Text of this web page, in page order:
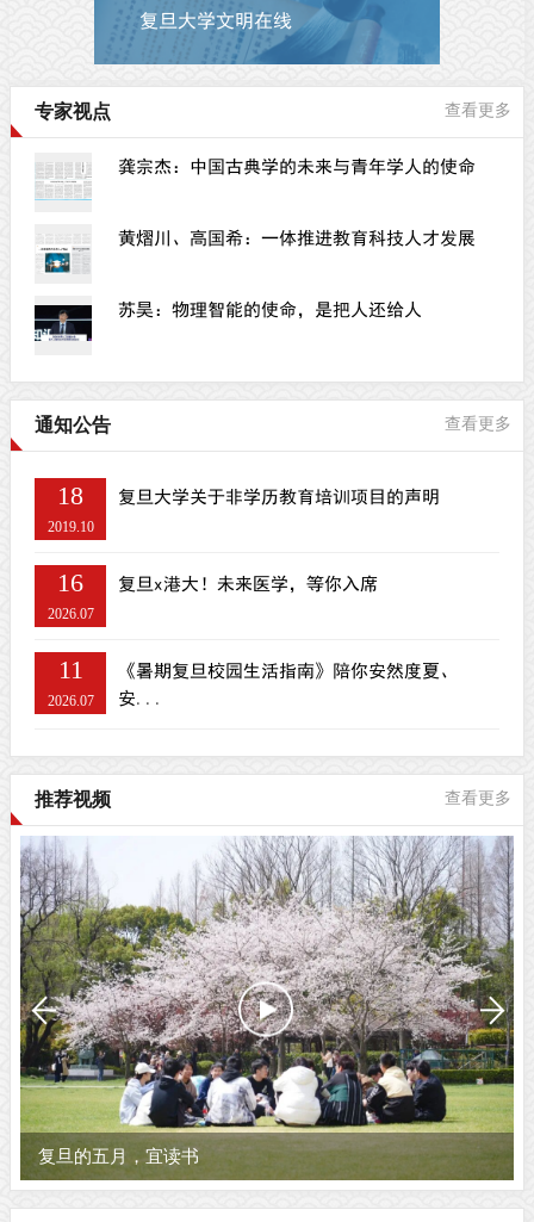
复旦大学文明在线
专家视点 查看更多
龚宗杰：中国古典学的未来与青年学人的使命
黄熠川、高国希：一体推进教育科技人才发展
苏昊：物理智能的使命，是把人还给人
通知公告 查看更多
18
2019.10
复旦大学关于非学历教育培训项目的声明
16
2026.07
复旦x港大！未来医学，等你入席
11
2026.07
《暑期复旦校园生活指南》陪你安然度夏、
安...
推荐视频 查看更多
复旦的五月，宜读书